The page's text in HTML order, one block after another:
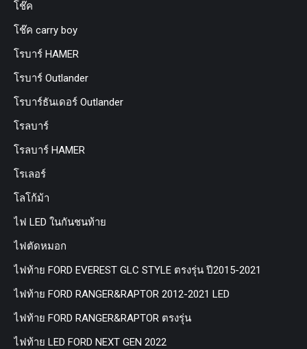
โช๊ค
โช๊ค carry boy
โรบาร์ HAMER
โรบาร์ Outlander
โรบาร์ธันเดอร์ Outlander
โรลบาร์
โรลบาร์ HAMER
โรเลอร์
โลโก้ม้า
ไฟ LED ในกันชนท้าย
ไฟตัดหมอก
ไฟท้าย FORD EVEREST GLC STYLE ตรงรุ่น ปี2015-2021
ไฟท้าย FORD RANGER&RAPTOR 2012-2021 LED
ไฟท้าย FORD RANGER&RAPTOR ตรงรุ่น
ไฟท้าย LED FORD NEXT GEN 2022